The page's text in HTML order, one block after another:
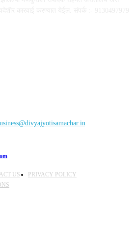
US
PRIVACY POLICY